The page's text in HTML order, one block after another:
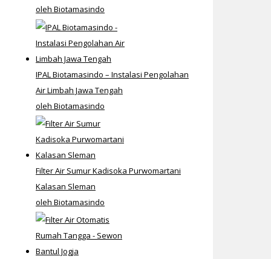
oleh Biotamasindo
IPAL Biotamasindo – Instalasi Pengolahan
Air Limbah Jawa Tengah
oleh Biotamasindo
Filter Air Sumur Kadisoka Purwomartani
Kalasan Sleman
oleh Biotamasindo